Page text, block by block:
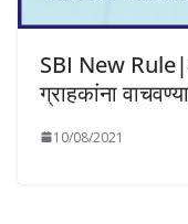
SBI New
ग्राहकांना
10/08/2021